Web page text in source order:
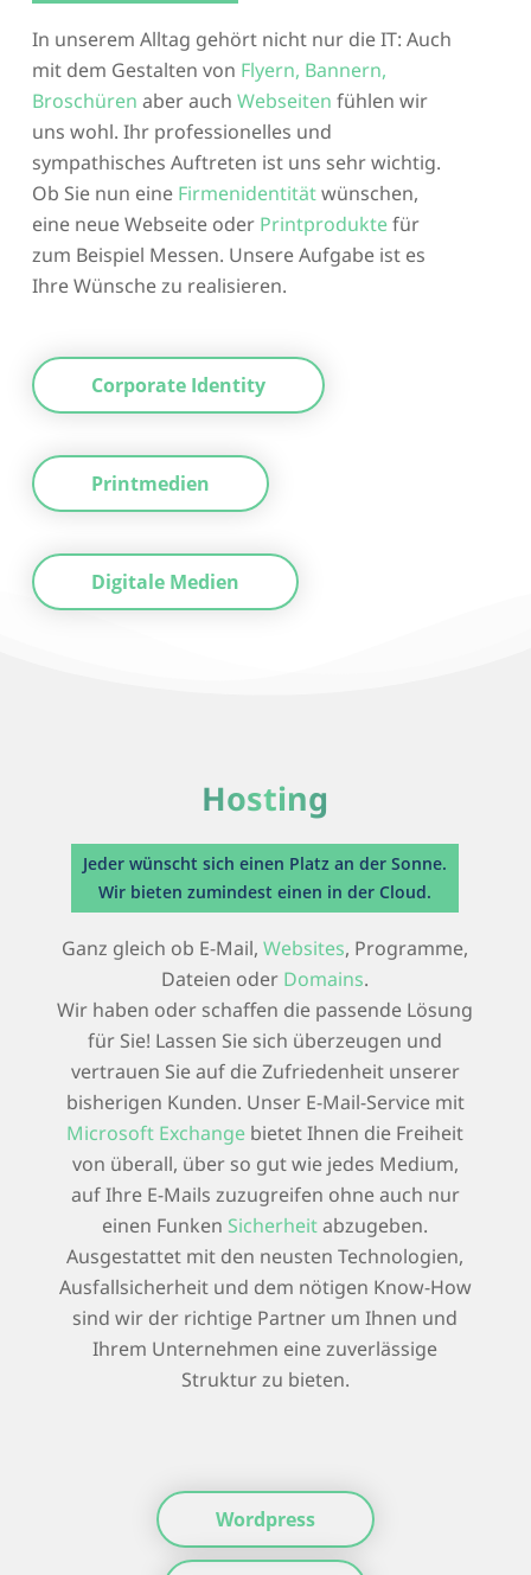
In unserem Alltag gehört nicht nur die IT: Auch
mit dem Gestalten von Flyern, Bannern,
Broschüren aber auch Webseiten fühlen wir
uns wohl. Ihr professionelles und
sympathisches Auftreten ist uns sehr wichtig.
Ob Sie nun eine Firmenidentitätwünschen,
eine neue Webseite oder Printproduktefür
zum Beispiel Messen. Unsere Aufgabe ist es
Ihre Wünsche zu realisieren.
Corporate Identity
Printmedien
Digitale Medien
Hosting
Jeder wünscht sich einen Platz an der Sonne.
Wir bieten zumindest einen in der Cloud.
Ganz gleich ob E-Mail,Websites, Programme,
Dateien oder Domains.
Wir haben oder schaffen die passende Lösung
für Sie! Lassen Sie sich überzeugen und
vertrauen Sie auf die Zufriedenheit unserer
bisherigen Kunden. Unser E-Mail-Service mit
Microsoft Exchange bietet Ihnen die Freiheit
von überall, über so gut wie jedes Medium,
auf Ihre E-Mails zuzugreifen ohne auch nur
einen Funken Sicherheitabzugeben.
Ausgestattet mit den neusten Technologien,
Ausfallsicherheit und dem nötigen Know-How
sind wir der richtige Partner um Ihnen und
Ihrem Unternehmen eine zuverlässige
Struktur zu bieten.
Wordpress